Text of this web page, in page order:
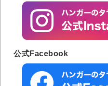
公式Facebook